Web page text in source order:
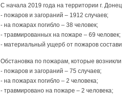
С начала 2019 года на территории г.
- пожаров и загораний – 1912 случаев;
- на пожарах погибло – 38 человек;
- травмированных на пожаре – 69 человек;
- материальный ущерб от пожаров
Обстановка по пожарам, которые
- пожаров и загораний – 75 случаев;
- на пожарах погибло – 2 человека;
- травмировано на пожаре – 2 человека;